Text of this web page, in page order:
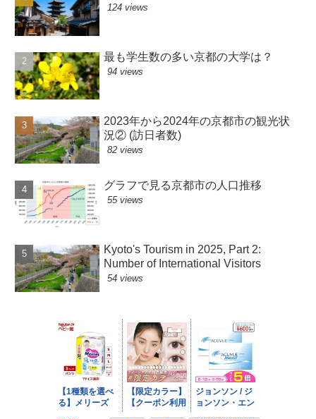
124 views
最も学生数の多い京都の大学は？
94 views
2023年から2024年の京都市の観光状
況② (訪日者数)
82 views
グラフで見る京都市の人口推移
55 views
Kyoto's Tourism in 2025, Part 2:
Number of International Visitors
54 views